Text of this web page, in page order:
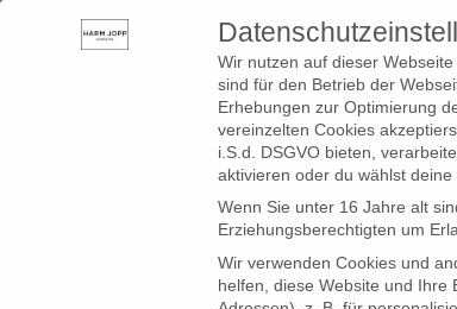
SERVICE LADEN
Wir nutzen auf dieser
sind für den Betrieb der
Erhebungen zur Optimierung
vereinzelten Cookies
i.S.d. DSGVO bieten,
aktivieren oder du wählst deine
Wenn Sie unter 16 Jahre alt
Erziehungsberechtigten um
Wir verwenden Cookies und
helfen, diese Website und Ihre